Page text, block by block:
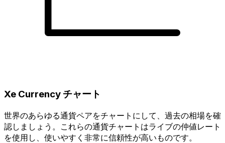
Xe Currency チャート
世界のあらゆる通貨ペアをチャートにして、過去の相場を確
認しましょう。これらの通貨チャートはライブの仲値レート
を使用し、使いやすく非常に信頼性が高いものです。